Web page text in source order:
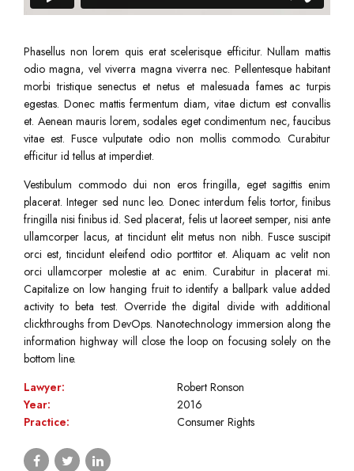
Phasellus non lorem quis erat scelerisque efficitur. Nullam mattis
odio magna, vel viverra magna viverra nec. Pellentesque habitant
morbi tristique senectus et netus et malesuada fames ac turpis
egestas. Donec mattis fermentum diam, vitae dictum est convallis
et. Aenean mauris lorem, sodales eget condimentum nec, faucibus
vitae est. Fusce vulputate odio non mollis commodo. Curabitur
efficitur id tellus at imperdiet.
Vestibulum commodo dui non eros fringilla, eget sagittis enim
placerat. Integer sed nunc leo. Donec interdum felis tortor, finibus
fringilla nisi finibus id. Sed placerat, felis ut laoreet semper, nisi ante
ullamcorper lacus, at tincidunt elit metus non nibh. Fusce suscipit
orci est, tincidunt eleifend odio porttitor et. Aliquam ac velit non
orci ullamcorper molestie at ac enim. Curabitur in placerat mi.
Capitalize on low hanging fruit to identify a ballpark value added
activity to beta test. Override the digital divide with additional
clickthroughs from DevOps. Nanotechnology immersion along the
information highway will close the loop on focusing solely on the
bottom line.
Lawyer:
Robert Ronson
Year:
2016
Practice:
Consumer Rights